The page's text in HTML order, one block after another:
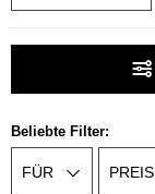
Beliebte Filter:
FÜR PREIS